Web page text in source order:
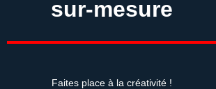
sur-mesure
Faites place à la créativité !